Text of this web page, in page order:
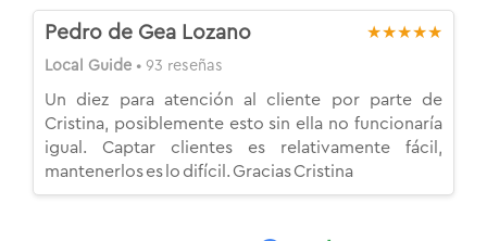
Pedro de Gea Lozano ★★★★★
Local Guide • 93 reseñas
Un diez para atención al cliente por parte de
Cristina, posiblemente esto sin ella no funcionaría
igual. Captar clientes es relativamente fácil,
mantenerlos es lo difícil. Gracias Cristina